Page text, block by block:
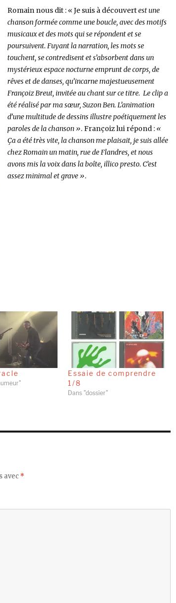
Romain nous dit : « Je suis à découvertest une
chanson formée comme une boucle, avec des motifs
musicaux et des mots qui se répondent et se
poursuivent. Fuyant la narration, les mots se
touchent, se contredisent et s’absorbent dans un
mystérieux espace nocturne emprunt de corps, de
rêves et de danses, qu’incarne majestueusement
Françoiz Breut, invitée au chant sur ce titre. Le clip a
été réalisé par ma sœur, Suzon Ben. L’animation
d’une multitude de dessins illustre poétiquement les
paroles de la chanson ». Françoiz lui répond : «
Ça a été très vite, la chanson me plaisait, je suis allée
chez Romain un matin, rue de Flandres, et nous
avons mis la voix dans la boîte, illico presto. C’est
assez minimal et grave ».
Essaie de comprendre
1/8
Dans "dossier"
avec *